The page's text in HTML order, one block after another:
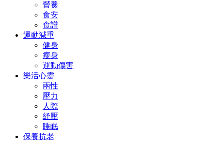
營養
食安
食譜
運動減重
健身
瘦身
運動傷害
樂活心靈
兩性
壓力
人際
紓壓
睡眠
保養抗老